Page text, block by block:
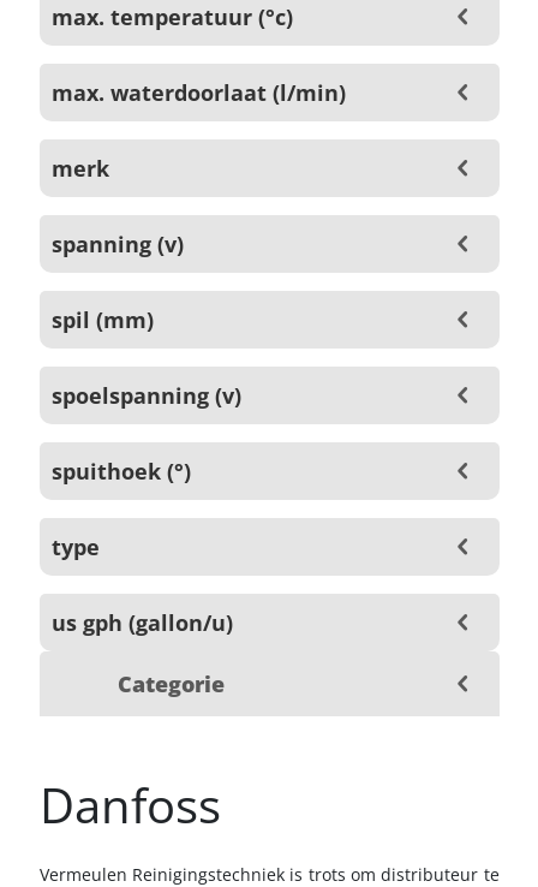
max. temperatuur (°c)
max. waterdoorlaat (l/min)
merk
spanning (v)
spil (mm)
spoelspanning (v)
spuithoek (°)
type
us gph (gallon/u)
Categorie
Danfoss
Vermeulen Reinigingstechniek is trots om distributeur te